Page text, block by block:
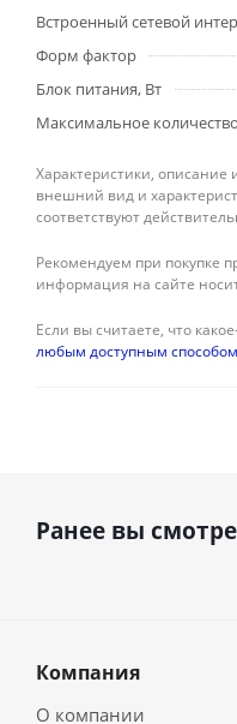
Встроенный сетевой
Форм фактор
Блок питания, Вт
Максимальное
Характеристики, описание
внешний вид и
соответствуют
Рекомендуем при покупке
информация на сайте
Если вы считаете, что
любым доступным способом
Ранее вы
Компания
О компании